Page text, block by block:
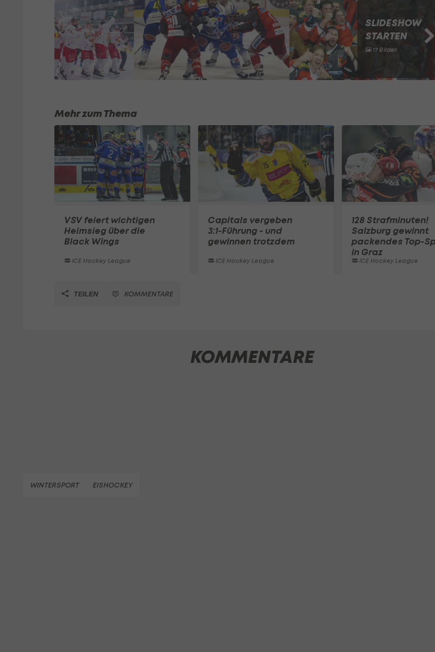
SLIDESHOW
STARTEN
17 Bilder
Mehr zum Thema
VSV feiert wichtigen
Heimsieg über die
Black Wings
ICE Hockey League
Capitals vergeben
3:1-Führung - und
gewinnen trotzdem
ICE Hockey League
128 Strafminuten!
Salzburg gewinnt
packendes Top-
in Graz
ICE Hockey League
TEILEN KOMMENTARE
KOMMENTARE
WINTERSPORT EISHOCKEY